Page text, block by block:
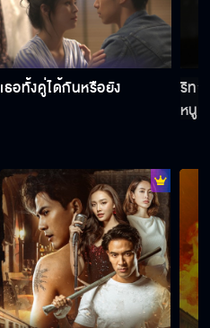
เธอทั้งคู่ได้กันหรือยัง
ริทจ
หนูเ